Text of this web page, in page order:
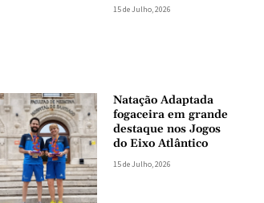
15 de Julho, 2026
Natação Adaptada
fogaceira em grande
destaque nos Jogos
do Eixo Atlântico
15 de Julho, 2026